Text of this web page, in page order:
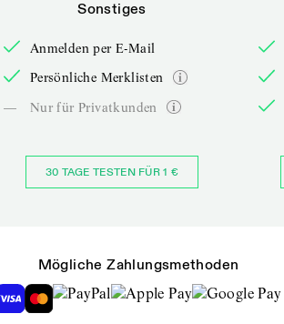
Sonstiges
Anmelden per E-Mail
Persönliche Merklisten
—
Nur für Privatkunden
30 TAGE TESTEN FÜR 1 €
Mögliche Zahlungsmethoden